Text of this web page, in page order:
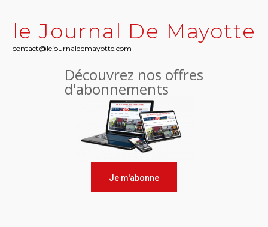
le Journal De Mayotte
contact@lejournaldemayotte.com
Découvrez nos offres
d'abonnements
Je m'abonne